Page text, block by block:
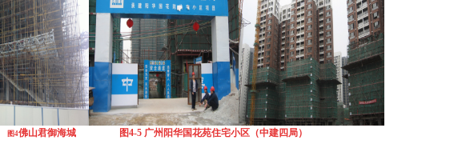
图4佛山君御海城 图4-5 广州阳华国花苑住宅小区（中建四局）